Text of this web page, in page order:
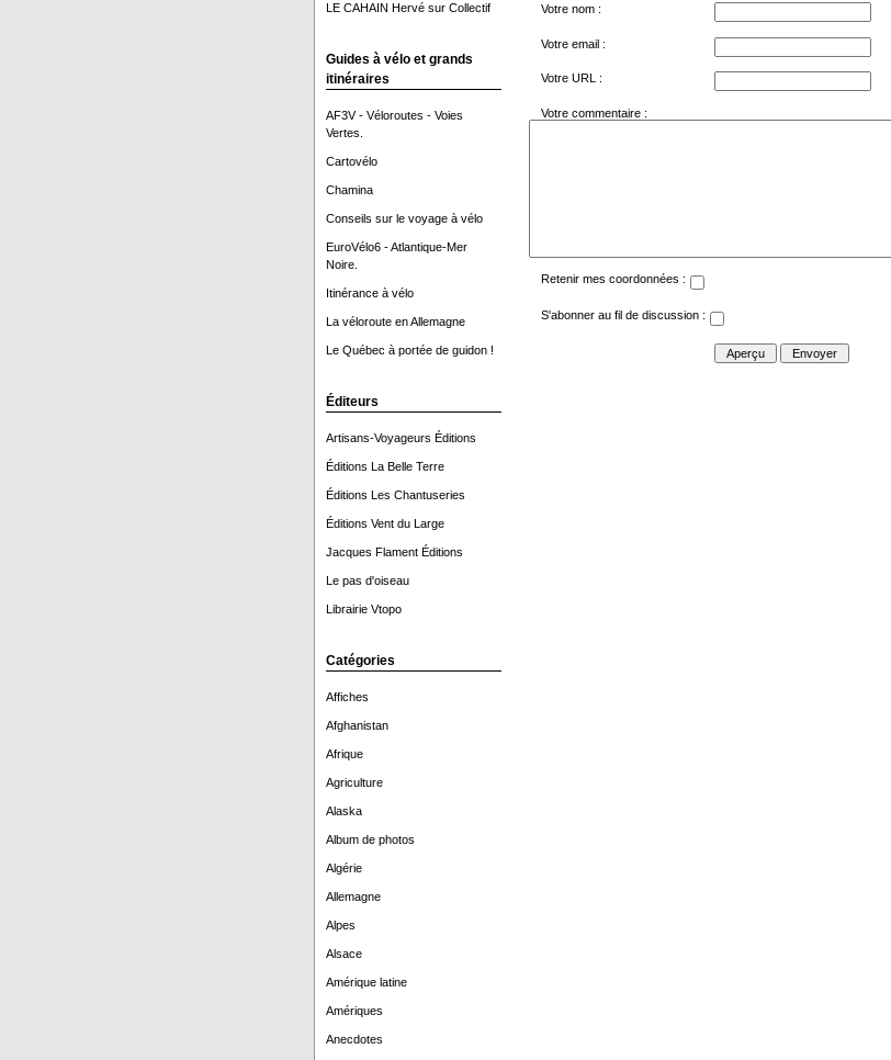
LE CAHAIN Hervésur Collectif
Guides à vélo et grands
itinéraires
AF3V - Véloroutes - Voies
Vertes.
Cartovélo
Chamina
Conseils sur le voyage à vélo
EuroVélo6 - Atlantique-Mer
Noire.
Itinérance à vélo
La véloroute en Allemagne
Le Québec à portée de guidon !
Éditeurs
Artisans-Voyageurs Éditions
Éditions La Belle Terre
Éditions Les Chantuseries
Éditions Vent du Large
Jacques Flament Éditions
Le pas d'oiseau
Librairie Vtopo
Catégories
Affiches
Afghanistan
Afrique
Agriculture
Alaska
Album de photos
Algérie
Allemagne
Alpes
Alsace
Amérique latine
Amériques
Anecdotes
Votre nom :
Votre email :
Votre URL :
Votre commentaire :
Retenir mes coordonnées :
S'abonner au fil de discussion :